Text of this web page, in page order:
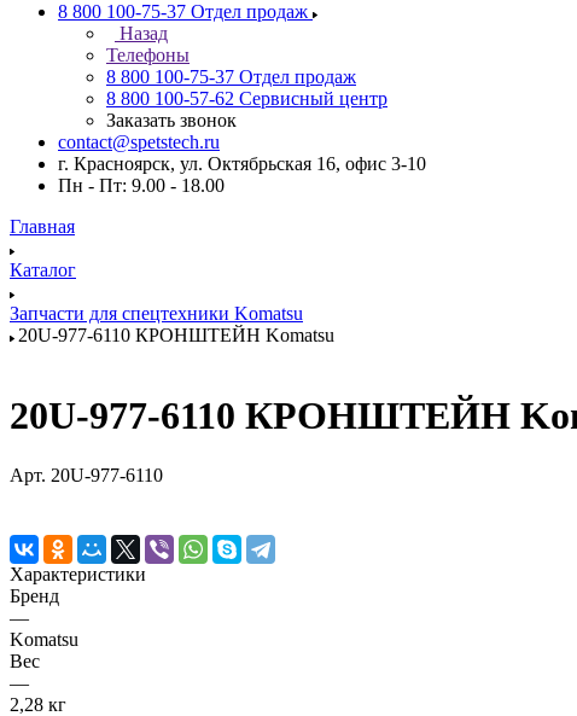
8 800 100-75-37 Отдел продаж
Назад
Телефоны
8 800 100-75-37 Отдел продаж
8 800 100-57-62 Сервисный центр
Заказать звонок
contact@spetstech.ru
г. Красноярск, ул. Октябрьская 16, офис 3-10
Пн - Пт: 9.00 - 18.00
Главная
Каталог
Запчасти для спецтехники Komatsu
20U-977-6110 КРОНШТЕЙН Komatsu
20U-977-6110 КРОНШТЕЙН
Арт. 20U-977-6110
Характеристики
Бренд
—
Komatsu
Вес
—
2,28 кг